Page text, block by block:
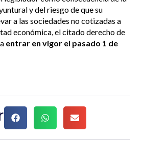
y del riesgo de que su
a las sociedades no cotizadas a
económica, el citado derecho de
entrar en vigor el pasado 1 de